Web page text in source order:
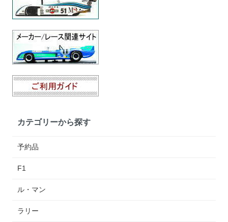
カテゴリーから探す
予約品
F1
ル・マン
ラリー